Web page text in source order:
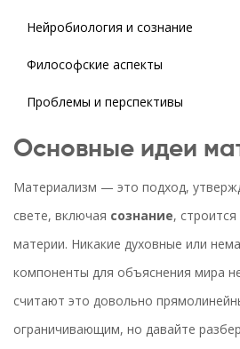
Нейробиология и сознание
Философские аспекты
Проблемы и перспективы
Основные идеи
Материализм — это подход,
свете, включая сознание,
материи. Никакие духовные или
компоненты для объяснения мира
считают это довольно
ограничивающим, но давайте